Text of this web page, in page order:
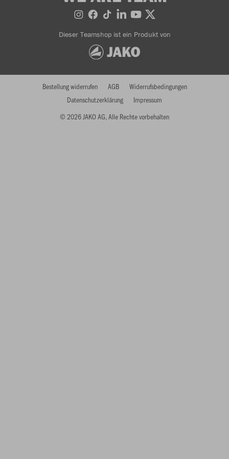
Dieser Teamshop ist ein Produkt von
© 2026 JAKO AG, Alle Rechte vorbehalten
Bestellung widerrufen AGB
Widerrufsbedingungen
Datenschutzerklärung
Impressum